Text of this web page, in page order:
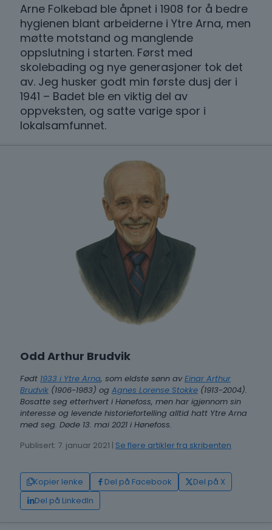
Arne Folkebad ble åpnet i 1908 for å bedre
hygienen blant arbeiderne i Ytre Arna, men
møtte motstand og manglende
oppslutning i starten. Først med
skolebading og nye generasjoner tok det
av. Jeg husker godt min første dusj der i
1941 – Badet ble en viktig del av
oppveksten, og satte varige spor i
lokalsamfunnet.
Odd Arthur Brudvik
Født 1933 i Ytre Arna, som eldste sønn avEinar Arthur
Brudvik (1906-1983) og Agnes Lorense Stokke (1913-2004).
Bosatte seg etterhvert i Hønefoss, men har igjennom sin
interesse og levende historiefortelling alltid hatt Ytre Arna
med seg. Døde 13. mai 2021 i Hønefoss.
Publisert: 7. januar 2021 | Se flere artikler fra skribenten
Kopier lenke Del på Facebook
Del på X
Del på LinkedIn